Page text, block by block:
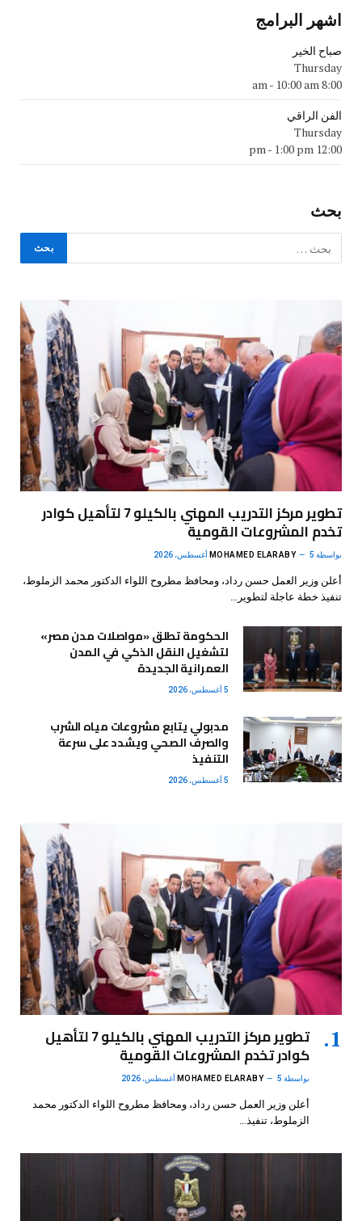
اشهر البرامج
صباح الخير
Thursday
8:00 am
- 10:00 am
الفن الراقي
Thursday
12:00 pm
- 1:00 pm
بحث
تطوير مركز التدريب المهني بالكيلو 7 لتأهيل كوادر
تخدم المشروعات القومية
بواسطة MOHAMED ELARABY 5 أغسطس، 2026
أعلن وزير العمل حسن رداد، ومحافظ مطروح اللواء الدكتور محمد الزملوط،
تنفيذ خطة عاجلة لتطوير…
الحكومة تطلق «مواصلات مدن مصر»
لتشغيل النقل الذكي في المدن
العمرانية الجديدة
5 أغسطس، 2026
مدبولي يتابع مشروعات مياه الشرب
والصرف الصحي ويشدد على سرعة
التنفيذ
5 أغسطس، 2026
تطوير مركز التدريب المهني بالكيلو 7 لتأهيل
كوادر تخدم المشروعات القومية
بواسطة MOHAMED ELARABY 5 أغسطس، 2026
أعلن وزير العمل حسن رداد، ومحافظ مطروح اللواء الدكتور محمد
الزملوط، تنفيذ…